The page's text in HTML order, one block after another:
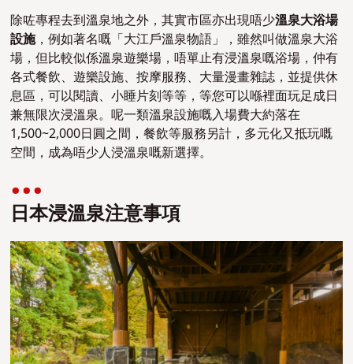
除咗專程去到溫泉地之外，其實市區亦出現唔少溫泉大浴場
設施，例如著名嘅「大江戶溫泉物語」，雖然叫做溫泉大浴
場，但比較似係溫泉遊樂場，唔單止有浸溫泉嘅浴場，仲有
各式餐飲、遊樂設施、按摩服務、大量漫畫雜誌，並提供休
息區，可以閱讀、小睡片刻等等，等您可以喺裡面玩足成日
兼無限次浸溫泉。呢一類溫泉設施嘅入場費大約落在
1,500~2,000日圓之間，餐飲等服務另計，多元化又抵玩嘅
空間，成為唔少人浸溫泉嘅新選擇。
日本浸溫泉注意事項